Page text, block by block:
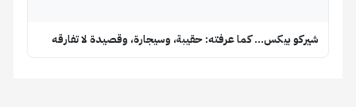
شيركو بيكس… كما عرفته: حقيبة، وسيجارة، وقصيدة لا تفارقه